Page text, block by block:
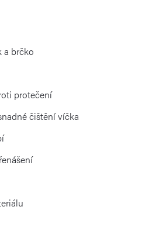
a brčko
protečení
čištění víčka